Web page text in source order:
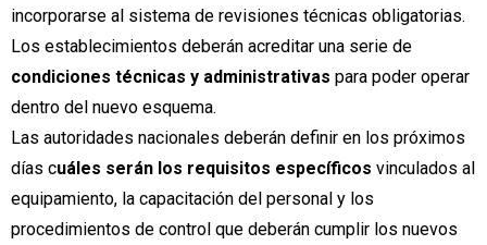
incorporarse al sistema de revisiones técnicas obligatorias.
Los establecimientos deberán acreditar una serie de
condiciones técnicas y administrativas para poder operar
dentro del nuevo esquema.
Las autoridades nacionales deberán definir en los próximos
días cuáles serán los requisitos específicos vinculados al
equipamiento, la capacitación del personal y los
procedimientos de control que deberán cumplir los nuevos